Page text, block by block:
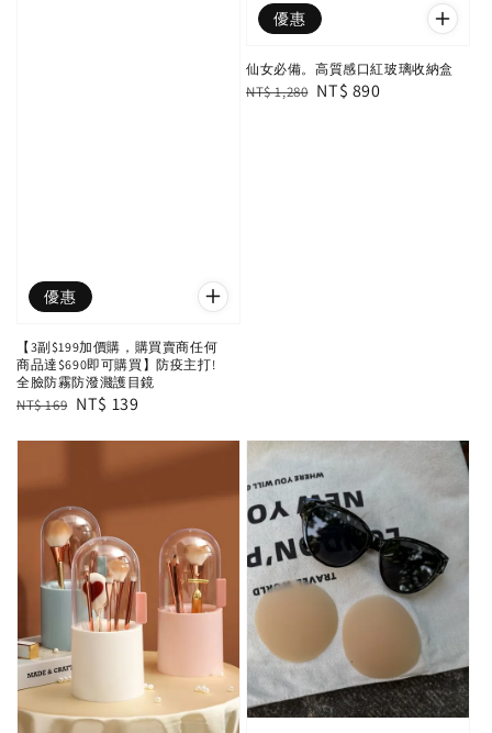
優惠
【3副$199加價購，購買賣商任何
商品達$690即可購買】防疫主打!
全臉防霧防潑濺護目鏡
Regular
NT$ 169 Sale
NT$ 139
優惠
仙女必備。高質感口紅玻璃收納盒
Regular
NT$ 1,280 Sale
NT$ 890